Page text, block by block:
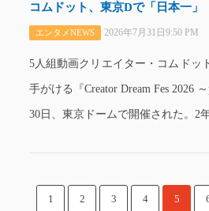
コムドット、東京Dで「日本一」
エンタメNEWS 2026年7月31日9:50 PM
5人組動画クリエイター・コムドッ
手がける『Creator Dream Fes 2026
30日、東京ドームで開催された。2
1 2 3 4 5